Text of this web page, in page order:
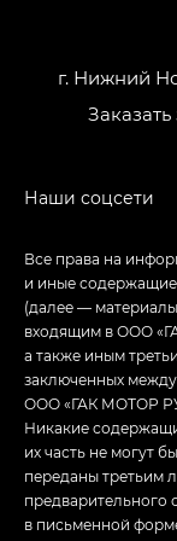
Джи Ти —
Джи Икс
LOUNGE
Empow —
г. Нижний
Все права на
и иные
(далее —
входящим в ООО
а также иным
заключенных
ООО «ГАК МОТОР
Никакие
их часть не могут
переданы третьим
в письменной